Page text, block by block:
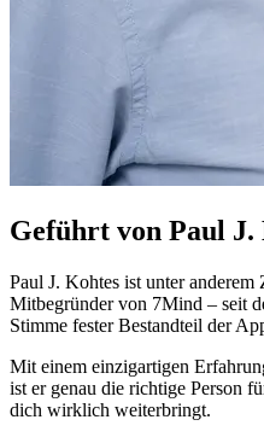
Geführt von Paul J.
Paul J. Kohtes ist unter anderem
Mitbegründer von 7Mind – seit
Stimme fester Bestandteil der
Mit einem einzigartigen
ist er genau die richtige Person
dich wirklich weiterbringt.